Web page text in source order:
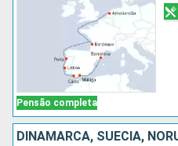
Pensão completa